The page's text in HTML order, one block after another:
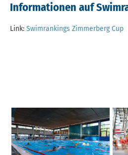
Informationen auf
Link: Swimrankings Zimmerberg Cup